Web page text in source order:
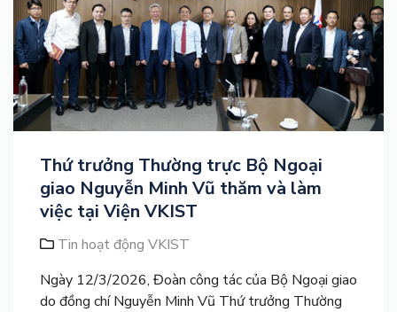
Thứ trưởng Thường trực Bộ Ngoại
giao Nguyễn Minh Vũ thăm và làm
việc tại Viện VKIST
Tin hoạt động VKIST
Ngày 12/3/2026, Đoàn công tác của Bộ Ngoại giao
do đồng chí Nguyễn Minh Vũ Thứ trưởng Thường